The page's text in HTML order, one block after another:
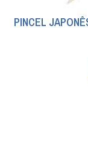
PINCEL